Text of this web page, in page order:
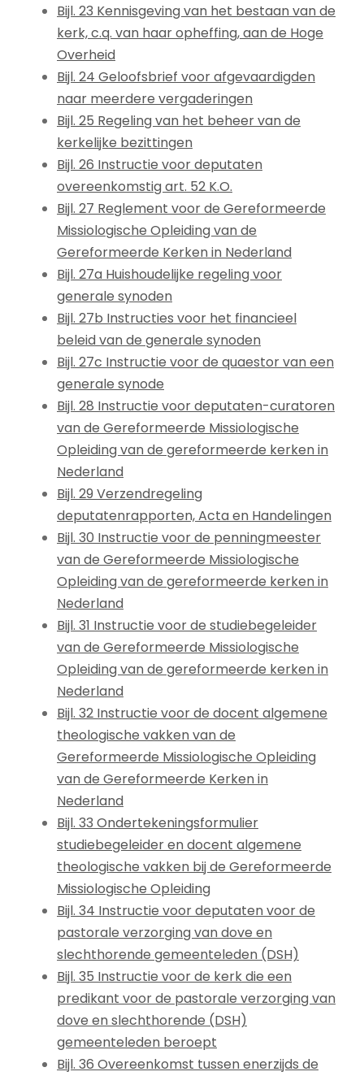
Bijl. 23 Kennisgeving van het bestaan van de
kerk, c.q. van haar opheffing, aan de Hoge
Overheid
Bijl. 24 Geloofsbrief voor afgevaardigden
naar meerdere vergaderingen
Bijl. 25 Regeling van het beheer van de
kerkelijke bezittingen
Bijl. 26 Instructie voor deputaten
overeenkomstig art. 52 K.O.
Bijl. 27 Reglement voor de Gereformeerde
Missiologische Opleiding van de
Gereformeerde Kerken in Nederland
Bijl. 27a Huishoudelijke regeling voor
generale synoden
Bijl. 27b Instructies voor het financieel
beleid van de generale synoden
Bijl. 27c Instructie voor de quaestor van een
generale synode
Bijl. 28 Instructie voor deputaten-curatoren
van de Gereformeerde Missiologische
Opleiding van de gereformeerde kerken in
Nederland
Bijl. 29 Verzendregeling
deputatenrapporten, Acta en Handelingen
Bijl. 30 Instructie voor de penningmeester
van de Gereformeerde Missiologische
Opleiding van de gereformeerde kerken in
Nederland
Bijl. 31 Instructie voor de studiebegeleider
van de Gereformeerde Missiologische
Opleiding van de gereformeerde kerken in
Nederland
Bijl. 32 Instructie voor de docent algemene
theologische vakken van de
Gereformeerde Missiologische Opleiding
van de Gereformeerde Kerken in
Nederland
Bijl. 33 Ondertekeningsformulier
studiebegeleider en docent algemene
theologische vakken bij de Gereformeerde
Missiologische Opleiding
Bijl. 34 Instructie voor deputaten voor de
pastorale verzorging van dove en
slechthorende gemeenteleden (DSH)
Bijl. 35 Instructie voor de kerk die een
predikant voor de pastorale verzorging van
dove en slechthorende (DSH)
gemeenteleden beroept
Bijl. 36 Overeenkomst tussen enerzijds de